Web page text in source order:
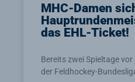
MHC-Damen
das EHL-Ticket!
Bereits zwei Spieltage
der Feldhockey-